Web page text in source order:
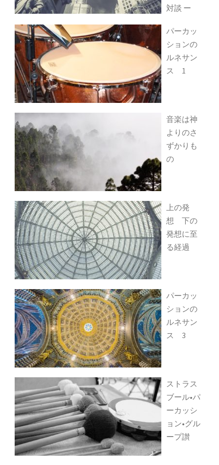
対談 ー
パーカッ
ションの
ルネサン
ス 1
音楽は神
よりのさ
ずかりも
の
上の発
想 下の
発想に至
る経過
パーカッ
ションの
ルネサン
ス 3
ストラス
ブール•パ
ーカッシ
ョン•グル
ープ讃